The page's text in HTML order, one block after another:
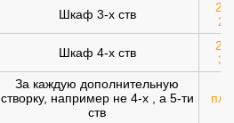
Шкаф 3-х ств
Шкаф 4-х ств
За каждую дополнительную
створку, например не 4-х , а 5-ти
ств